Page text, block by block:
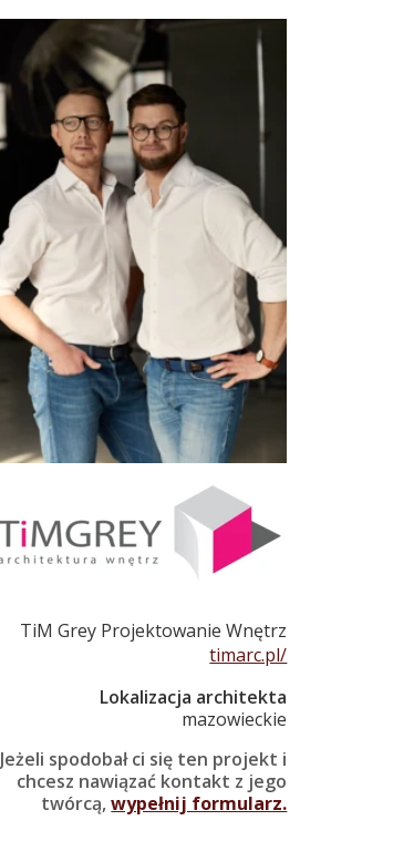
TiM Grey Projektowanie Wnętrz
timarc.pl/
Lokalizacja architekta
mazowieckie
Jeżeli spodobał ci się ten projekt i
chcesz nawiązać kontakt z jego
twórcą,wypełnij formularz.